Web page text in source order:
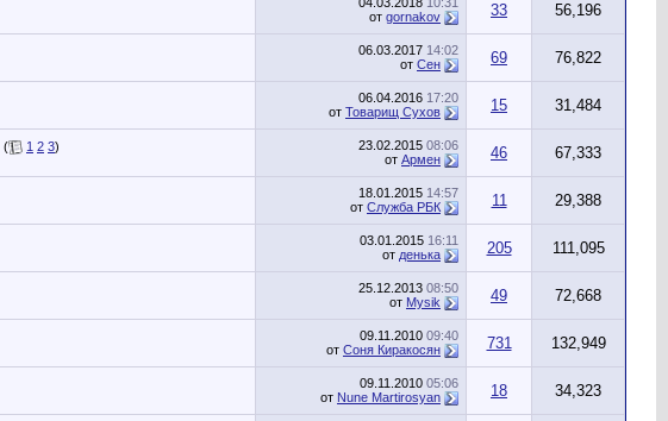
от gornakov 33 56,196
06.03.2017 14:02
от Сен 69 76,822
06.04.2016 17:20
от Товарищ Сухов 15 31,484
( 1 2 3)
23.02.2015 08:06
от Армен 46 67,333
18.01.2015 14:57
от Служба РБК 11 29,388
03.01.2015 16:11
от денька 205 111,095
25.12.2013 08:50
от Mysik 49 72,668
09.11.2010 09:40
от Соня Киракосян 731 132,949
09.11.2010 05:06
от Nune Martirosyan 18 34,323